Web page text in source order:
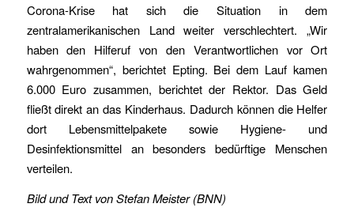
Corona-Krise hat sich die Situation in dem
zentralamerikanischen Land weiter verschlechtert. „Wir
haben den Hilferuf von den Verantwortlichen vor Ort
wahrgenommen“, berichtet Epting. Bei dem Lauf kamen
6.000 Euro zusammen, berichtet der Rektor. Das Geld
fließt direkt an das Kinderhaus. Dadurch können die Helfer
dort Lebensmittelpakete sowie Hygiene- und
Desinfektionsmittel an besonders bedürftige Menschen
verteilen.
Bild und Text von Stefan Meister (BNN)